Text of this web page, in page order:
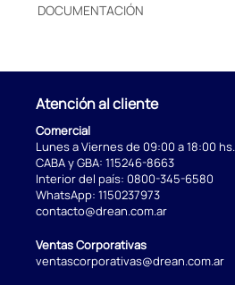
DOCUMENTACIÓN
Atención al cliente
Comercial
Lunes a Viernes de 09:00 a 18:00 hs.
CABA y GBA: 115246-8663
Interior del país: 0800-345-6580
WhatsApp: 1150237973
contacto@drean.com.ar
Ventas Corporativas
ventascorporativas@drean.com.ar